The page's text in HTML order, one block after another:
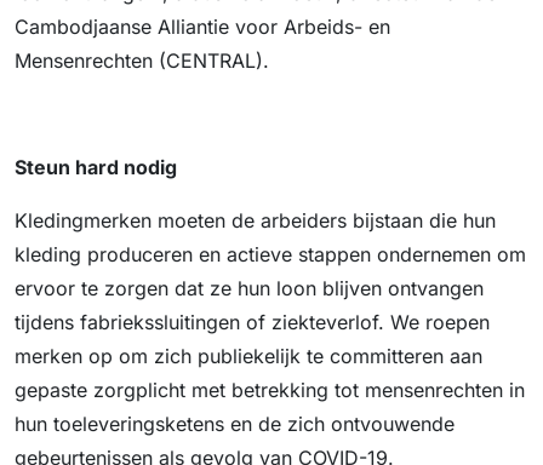
Cambodjaanse Alliantie voor Arbeids- en
Mensenrechten (CENTRAL).
Steun hard nodig
Kledingmerken moeten de arbeiders bijstaan ​​die hun
kleding produceren en actieve stappen ondernemen om
ervoor te zorgen dat ze hun loon blijven ontvangen
tijdens fabriekssluitingen of ziekteverlof. We roepen
merken op om zich publiekelijk te committeren aan
gepaste zorgplicht met betrekking tot mensenrechten in
hun toeleveringsketens en de zich ontvouwende
gebeurtenissen als gevolg van COVID-19.